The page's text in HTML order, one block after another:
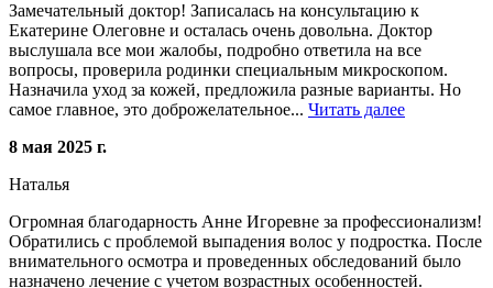
Замечательный доктор! Записалась на консультацию к
Екатерине Олеговне и осталась очень довольна. Доктор
выслушала все мои жалобы, подробно ответила на все
вопросы, проверила родинки специальным микроскопом.
Назначила уход за кожей, предложила разные варианты. Но
самое главное, это доброжелательное... Читать далее
8 мая 2025 г.
Наталья
Огромная благодарность Анне Игоревне за профессионализм!
Обратились с проблемой выпадения волос у подростка. После
внимательного осмотра и проведенных обследований было
назначено лечение с учетом возрастных особенностей.